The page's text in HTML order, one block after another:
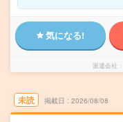
気になる!
派遣会社
未読 掲載日 2026/08/08